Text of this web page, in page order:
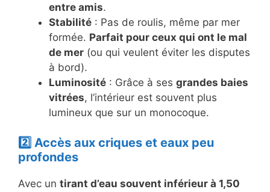
entre amis.
Stabilité : Pas de roulis, même par mer
formée. Parfait pour ceux qui ont le mal
de mer (ou qui veulent éviter les disputes
à bord).
Luminosité : Grâce à ses grandes baies
vitrées, l’intérieur est souvent plus
lumineux que sur un monocoque.
2️⃣ Accès aux criques et eaux peu
profondes
Avec un tirant d’eau souvent inférieur à 1,50